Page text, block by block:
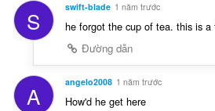
S swift-blade 1 năm trước
he forgot the cup of tea. this is a
Đường dẫn
A angelo2008 1 năm trước
How'd he get here